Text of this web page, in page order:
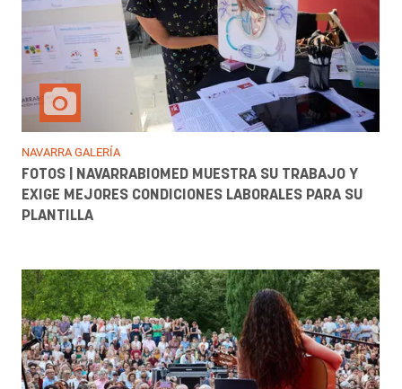
NAVARRA GALERÍA
FOTOS | NAVARRABIOMED MUESTRA SU TRABAJO Y
EXIGE MEJORES CONDICIONES LABORALES PARA SU
PLANTILLA